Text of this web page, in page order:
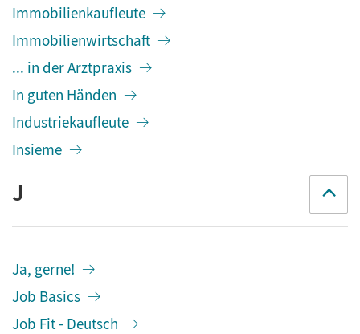
Immobilienkaufleute
Immobilienwirtschaft
... in der Arztpraxis
In guten Händen
Industriekaufleute
Insieme
J
Ja, gerne!
Job Basics
Job Fit - Deutsch